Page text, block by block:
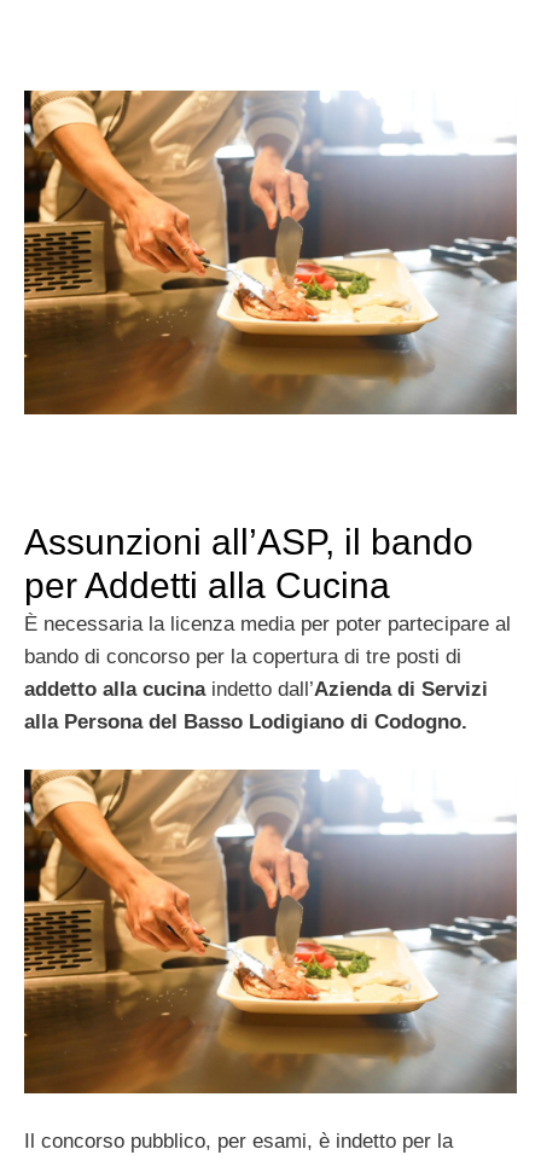
Assunzioni all’ASP, il bando
per Addetti alla Cucina
È necessaria la licenza media per poter partecipare al
bando di concorso per la copertura di tre posti di
addetto alla cucinaindetto dall’Azienda di Servizi
alla Persona del Basso Lodigiano di Codogno.
Il concorso pubblico, per esami, è indetto per la